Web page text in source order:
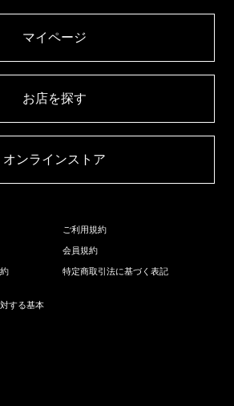
マイページ​
お店を探す​
オンラインストア​
ご利用規約
会員規約
特定商取引法に基づく表記
する基本